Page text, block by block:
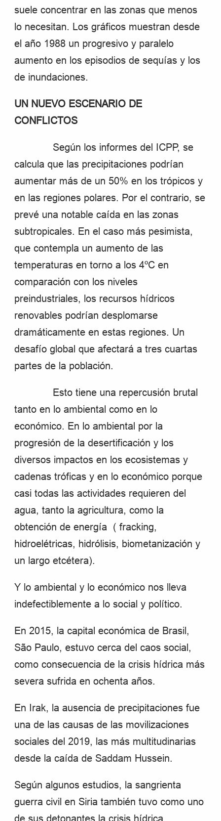
suele concentrar en las zonas que menos
lo necesitan. Los gráficos muestran desde
el año 1988 un progresivo y paralelo
aumento en los episodios de sequías y los
de inundaciones.
UN NUEVO ESCENARIO DE
CONFLICTOS
Según los informes del ICPP, se
calcula que las precipitaciones podrían
aumentar más de un 50% en los trópicos y
en las regiones polares. Por el contrario, se
prevé una notable caída en las zonas
subtropicales. En el caso más pesimista,
que contempla un aumento de las
temperaturas en torno a los 4ºC en
comparación con los niveles
preindustriales, los recursos hídricos
renovables podrían desplomarse
dramáticamente en estas regiones. Un
desafío global que afectará a tres cuartas
partes de la población.
Esto tiene una repercusión brutal
tanto en lo ambiental como en lo
económico. En lo ambiental por la
progresión de la desertificación y los
diversos impactos en los ecosistemas y
cadenas tróficas y en lo económico porque
casi todas las actividades requieren del
agua, tanto la agricultura, como la
obtención de energía ( fracking,
hidroelétricas, hidrólisis, biometanización y
un largo etcétera).
Y lo ambiental y lo económico nos lleva
indefectiblemente a lo social y político.
En 2015, la capital económica de Brasil,
São Paulo, estuvo cerca del caos social,
como consecuencia de la crisis hídrica más
severa sufrida en ochenta años.
En Irak, la ausencia de precipitaciones fue
una de las causas de las movilizaciones
sociales del 2019, las más multitudinarias
desde la caída de Saddam Hussein.
Según algunos estudios, la sangrienta
guerra civil en Siria también tuvo como uno
de sus detonantes la crisis hídrica